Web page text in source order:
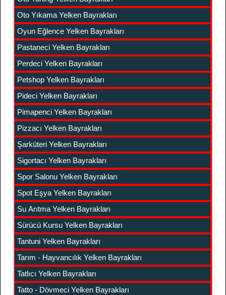
Oto Yıkama Yelken Bayrakları
Oyun Eğlence Yelken Bayrakları
Pastaneci Yelken Bayrakları
Perdeci Yelken Bayrakları
Petshop Yelken Bayrakları
Pideci Yelken Bayrakları
Pimapenci Yelken Bayrakları
Pizzacı Yelken Bayrakları
Şarküteri Yelken Bayrakları
Sigortacı Yelken Bayrakları
Spor Salonu Yelken Bayrakları
Spot Eşya Yelken Bayrakları
Su Arıtma Yelken Bayrakları
Sürücü Kursu Yelken Bayrakları
Tantuni Yelken Bayrakları
Tarım - Hayvancılık Yelken Bayrakları
Tatlıcı Yelken Bayrakları
Tatto - Dövmeci Yelken Bayrakları